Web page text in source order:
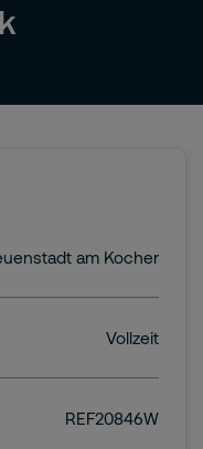
am Kocher
Vollzeit
REF20846W